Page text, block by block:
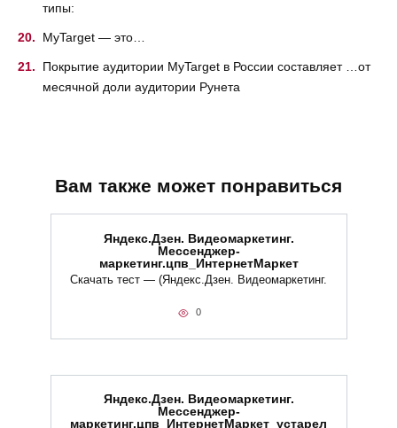
типы:
MyTarget — это…
Покрытие аудитории MyTarget в России составляет …от
месячной доли аудитории Рунета
Вам также может понравиться
Яндекс.Дзен. Видеомаркетинг.
Мессенджер-
маркетинг.цпв_ИнтернетМаркет
Скачать тест — (Яндекс.Дзен. Видеомаркетинг.
0
Яндекс.Дзен. Видеомаркетинг.
Мессенджер-
маркетинг.цпв_ИнтернетМаркет_устарел